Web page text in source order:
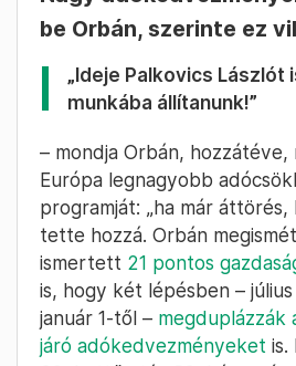
állapodjon meg a
állítsák meg az árak
szóval nem megy, majd
Ha nincs megállapodás, jön a
mértékét is korlátozni
Molnár Réka
Nagy
be Orbán, szerinte ez
„Ideje Palkovics Lászlót